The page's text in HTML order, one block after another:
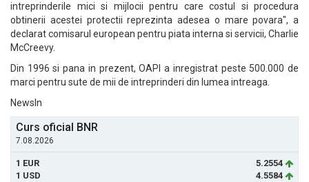
intreprinderile mici si mijlocii pentru care costul si procedura
obtinerii acestei protectii reprezinta adesea o mare povara", a
declarat comisarul european pentru piata interna si servicii, Charlie
McCreevy.
Din 1996 si pana in prezent, OAPI a inregistrat peste 500.000 de
marci pentru sute de mii de intreprinderi din lumea intreaga.
NewsIn
Curs oficial BNR
7.08.2026
1 EUR
5.2554
1 USD
4.5584